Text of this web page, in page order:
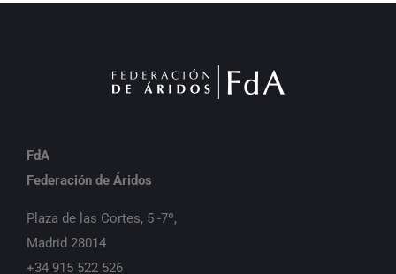
FdA
Federación de Áridos
Plaza de las Cortes, 5 -7º,
Madrid 28014
+34 915 522 526